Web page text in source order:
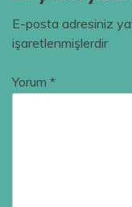
E-posta adresiniz
işaretlenmişlerdir
Yorum *